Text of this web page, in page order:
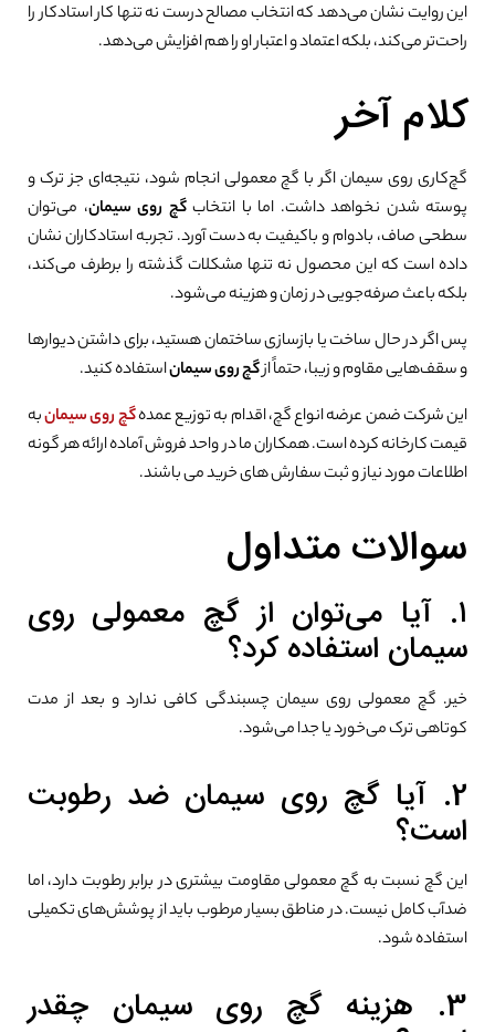
این روایت نشان می‌دهد که انتخاب مصالح درست نه تنها کار استادکار را
راحت‌تر می‌کند، بلکه اعتماد و اعتبار او را هم افزایش می‌دهد.
کلام آخر
گچ‌کاری روی سیمان اگر با گچ معمولی انجام شود، نتیجه‌ای جز ترک و
پوسته شدن نخواهد داشت. اما با انتخابگچ روی سیمان، می‌توان
سطحی صاف، بادوام و باکیفیت به دست آورد. تجربه استادکاران نشان
داده است که این محصول نه تنها مشکلات گذشته را برطرف می‌کند،
بلکه باعث صرفه‌جویی در زمان و هزینه می‌شود.
پس اگر در حال ساخت یا بازسازی ساختمان هستید، برای داشتن دیوارها
و سقف‌هایی مقاوم و زیبا، حتماً ازگچ روی سیماناستفاده کنید.
این شرکت ضمن عرضه انواع گچ، اقدام به توزیع عمدهگچ روی سیمانبه
قیمت کارخانه کرده است. همکاران ما در واحد فروش آماده ارائه هر گونه
اطلاعات مورد نیاز و ثبت سفارش های خرید می باشند.
سوالات متداول
۱. آیا می‌توان از گچ معمولی روی
سیمان استفاده کرد؟
خیر. گچ معمولی روی سیمان چسبندگی کافی ندارد و بعد از مدت
کوتاهی ترک می‌خورد یا جدا می‌شود.
2. آیا گچ روی سیمان ضد رطوبت
است؟
این گچ نسبت به گچ معمولی مقاومت بیشتری در برابر رطوبت دارد، اما
ضدآب کامل نیست. در مناطق بسیار مرطوب باید از پوشش‌های تکمیلی
استفاده شود.
3. هزینه گچ روی سیمان چقدر